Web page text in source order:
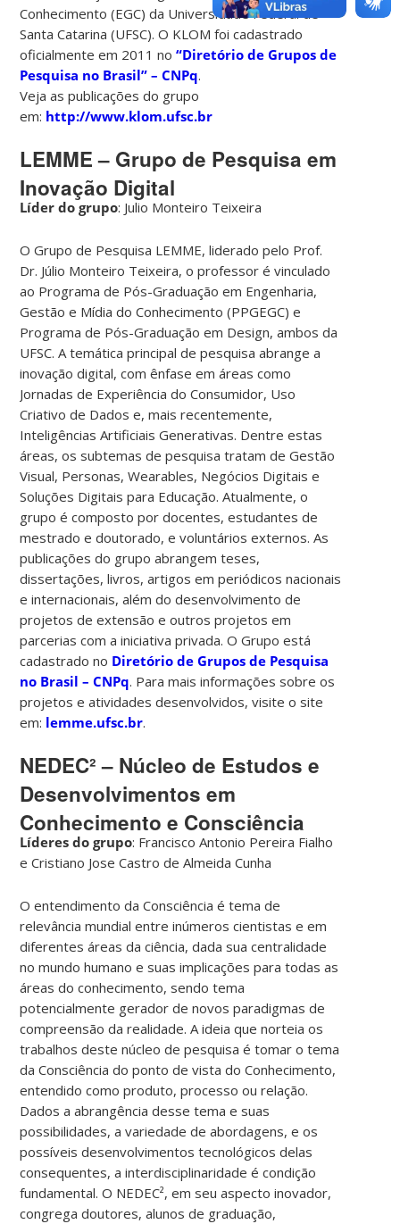
Conhecimento (EGC) da Universidade Federal de
Santa Catarina (UFSC). O KLOM foi cadastrado
oficialmente em 2011 no“Diretório de Grupos de
Pesquisa no Brasil” – CNPq.
Veja as publicações do grupo
em: http://www.klom.ufsc.br
LEMME – Grupo de Pesquisa em
Inovação Digital
Líder do grupo: Julio Monteiro Teixeira
O Grupo de Pesquisa LEMME, liderado pelo Prof.
Dr. Júlio Monteiro Teixeira, o professor é vinculado
ao Programa de Pós-Graduação em Engenharia,
Gestão e Mídia do Conhecimento (PPGEGC) e
Programa de Pós-Graduação em Design, ambos da
UFSC. A temática principal de pesquisa abrange a
inovação digital, com ênfase em áreas como
Jornadas de Experiência do Consumidor, Uso
Criativo de Dados e, mais recentemente,
Inteligências Artificiais Generativas. Dentre estas
áreas, os subtemas de pesquisa tratam de Gestão
Visual, Personas, Wearables, Negócios Digitais e
Soluções Digitais para Educação. Atualmente, o
grupo é composto por docentes, estudantes de
mestrado e doutorado, e voluntários externos. As
publicações do grupo abrangem teses,
dissertações, livros, artigos em periódicos nacionais
e internacionais, além do desenvolvimento de
projetos de extensão e outros projetos em
parcerias com a iniciativa privada. O Grupo está
cadastrado no Diretório de Grupos de Pesquisa
no Brasil – CNPq. Para mais informações sobre os
projetos e atividades desenvolvidos, visite o site
em: lemme.ufsc.br.
NEDEC² – Núcleo de Estudos e
Desenvolvimentos em
Conhecimento e Consciência
Líderes do grupo: Francisco Antonio Pereira Fialho
e Cristiano Jose Castro de Almeida Cunha
O entendimento da Consciência é tema de
relevância mundial entre inúmeros cientistas e em
diferentes áreas da ciência, dada sua centralidade
no mundo humano e suas implicações para todas as
áreas do conhecimento, sendo tema
potencialmente gerador de novos paradigmas de
compreensão da realidade. A ideia que norteia os
trabalhos deste núcleo de pesquisa é tomar o tema
da Consciência do ponto de vista do Conhecimento,
entendido como produto, processo ou relação.
Dados a abrangência desse tema e suas
possibilidades, a variedade de abordagens, e os
possíveis desenvolvimentos tecnológicos delas
consequentes, a interdisciplinaridade é condição
fundamental. O NEDEC², em seu aspecto inovador,
congrega doutores, alunos de graduação,